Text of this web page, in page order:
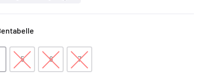
5
5
6
6
7
7